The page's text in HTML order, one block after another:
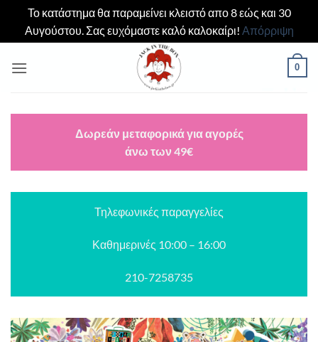
Το κατάστημα θα παραμείνει κλειστό απο 8 εώς και 30
Αυγούστου. Σας ευχόμαστε καλό καλοκαίρι! Απόρριψη
στο
0
Δωρεάν μεταφορικά για αγορές
άνω των 49€
Τηλεφωνικές παραγγελίες
Καθημερινές 10:00 – 16:00
210-7258735